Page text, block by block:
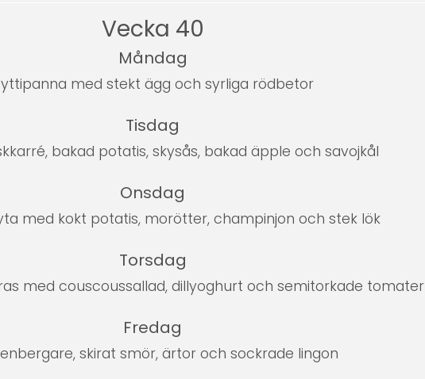
Vecka 40
Måndag
med stekt ägg och syrliga rödbetor
Tisdag
bakad potatis, skysås, bakad äpple och savojkål
Onsdag
med kokt potatis, morötter, champinjon och stek lök
Torsdag
med couscoussallad, dillyoghurt och semitorkade tomater
Fredag
skirat smör, ärtor och sockrade lingon